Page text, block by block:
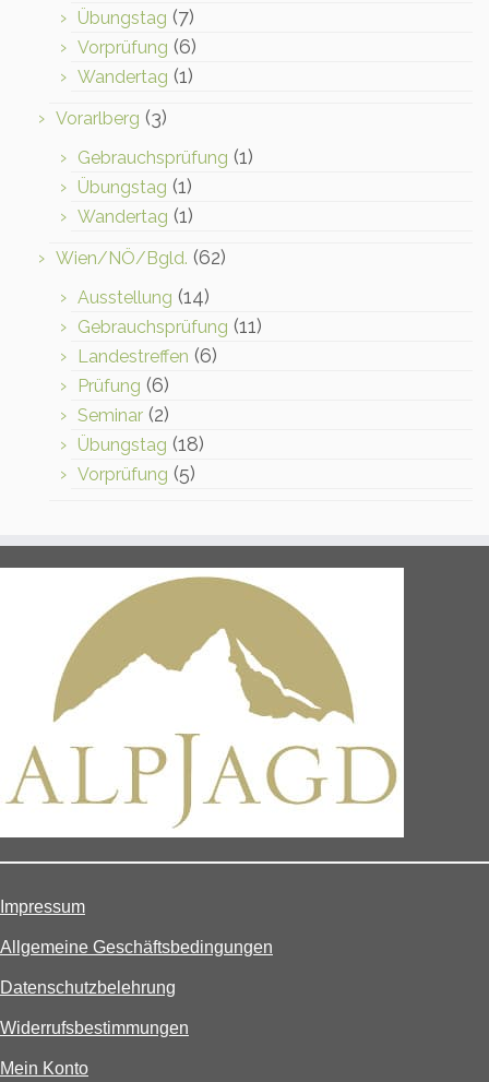
Übungstag (7)
Vorprüfung (6)
Wandertag (1)
Vorarlberg (3)
Gebrauchsprüfung (1)
Übungstag (1)
Wandertag (1)
Wien/NÖ/Bgld. (62)
Ausstellung (14)
Gebrauchsprüfung (11)
Landestreffen (6)
Prüfung (6)
Seminar (2)
Übungstag (18)
Vorprüfung (5)
Impressum
Allgemeine Geschäftsbedingungen
Datenschutzbelehrung
Widerrufsbestimmungen
Mein Konto